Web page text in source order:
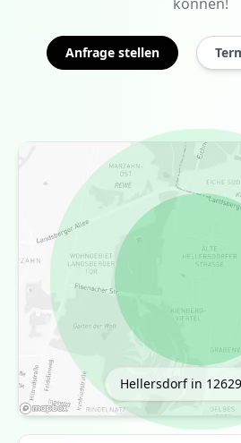
Anfrage stellen
Hellersdorf in 12629